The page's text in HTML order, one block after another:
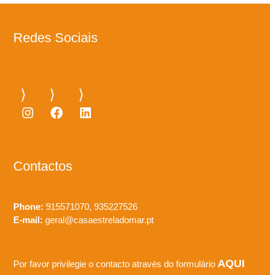
Redes Sociais
Instagram
Facebook
LinkedIn
Contactos
Phone: 915571070, 935227526
E-mail: geral@casaestreladomar.pt
Por favor privilegie o contacto através do formulário AQUI